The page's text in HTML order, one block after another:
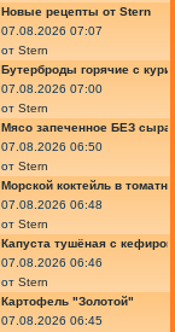
Новые рецепты от Stern
07.08.2026 07:07
от Stern
Бутерброды горячие с
07.08.2026 07:00
от Stern
Мясо запеченное БЕЗ сыра
07.08.2026 06:50
от Stern
Морской коктейль в
07.08.2026 06:48
от Stern
Капуста тушёная с кефиром
07.08.2026 06:46
от Stern
Картофель "Золотой"
07.08.2026 06:45